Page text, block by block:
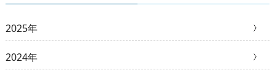
2025年
2024年